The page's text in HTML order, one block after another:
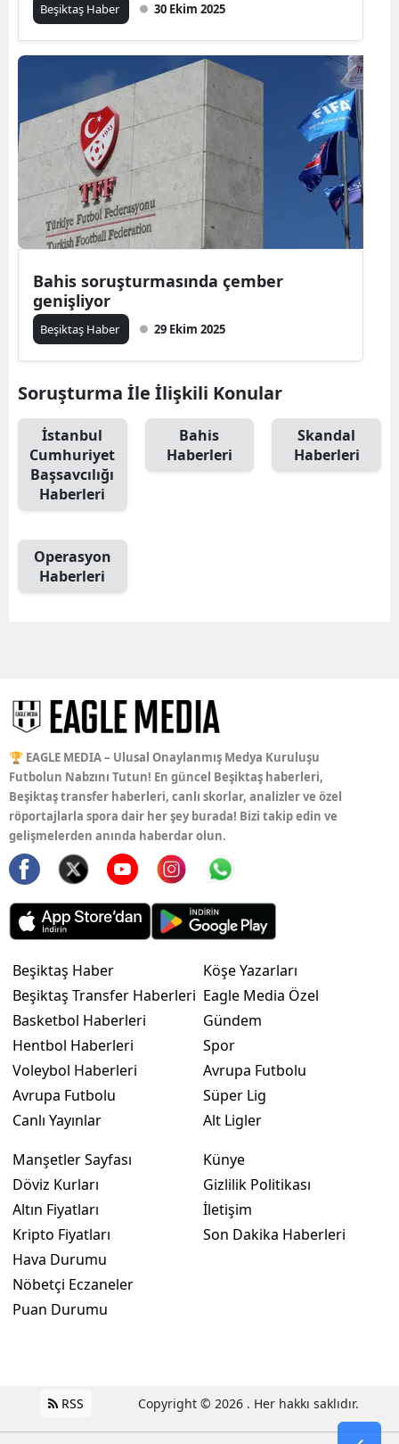
Beşiktaş Haber 30 Ekim 2025
Bahis soruşturmasında çember
genişliyor
Beşiktaş Haber 29 Ekim 2025
Soruşturma İle İlişkili Konular
İstanbul
Cumhuriyet
Başsavcılığı
Haberleri
Bahis
Haberleri
Skandal
Haberleri
Operasyon
Haberleri
🏆 EAGLE MEDIA – Ulusal Onaylanmış Medya Kuruluşu
Futbolun Nabzını Tutun! En güncel Beşiktaş haberleri,
Beşiktaş transfer haberleri, canlı skorlar, analizler ve özel
röportajlarla spora dair her şey burada! Bizi takip edin ve
gelişmelerden anında haberdar olun.
Beşiktaş Haber
Beşiktaş Transfer Haberleri
Basketbol Haberleri
Hentbol Haberleri
Voleybol Haberleri
Avrupa Futbolu
Canlı Yayınlar
Köşe Yazarları
Eagle Media Özel
Gündem
Spor
Avrupa Futbolu
Süper Lig
Alt Ligler
Manşetler Sayfası
Döviz Kurları
Altın Fiyatları
Kripto Fiyatları
Hava Durumu
Nöbetçi Eczaneler
Puan Durumu
Künye
Gizlilik Politikası
İletişim
Son Dakika Haberleri
RSS Copyright © 2026 . Her hakkı saklıdır.